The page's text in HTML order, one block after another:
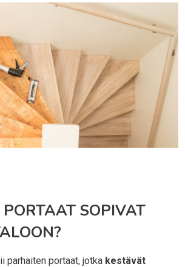
SOPIVAT
parhaiten portaat, jotka kestävät